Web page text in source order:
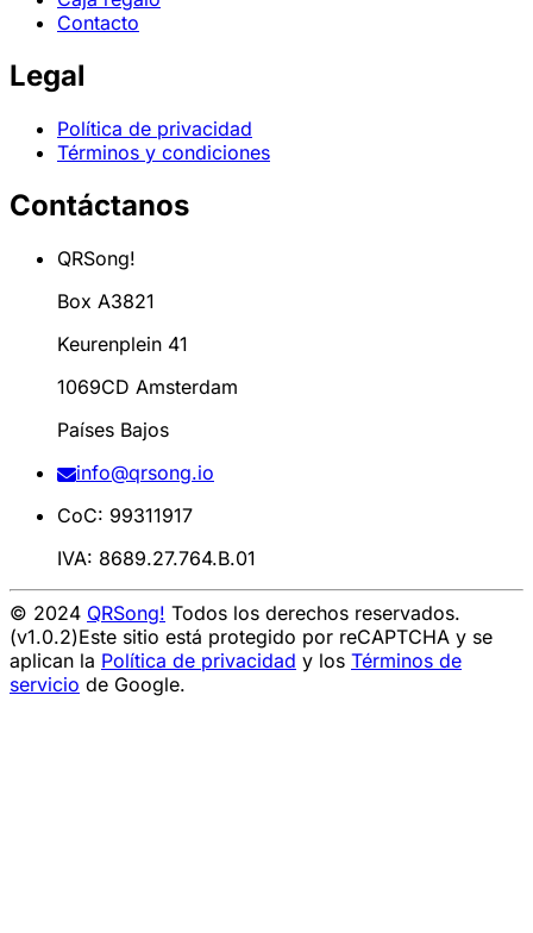
Contacto
Legal
Política de privacidad
Términos y condiciones
Contáctanos
QRSong!
Box A3821
Keurenplein 41
1069CD Amsterdam
Países Bajos
info@qrsong.io
CoC: 99311917
IVA: 8689.27.764.B.01
© 2024 QRSong! Todos los derechos reservados.
(v1.0.2)Este sitio está protegido por reCAPTCHA y se
aplican la Política de privacidad y los Términos de
servicio de Google.